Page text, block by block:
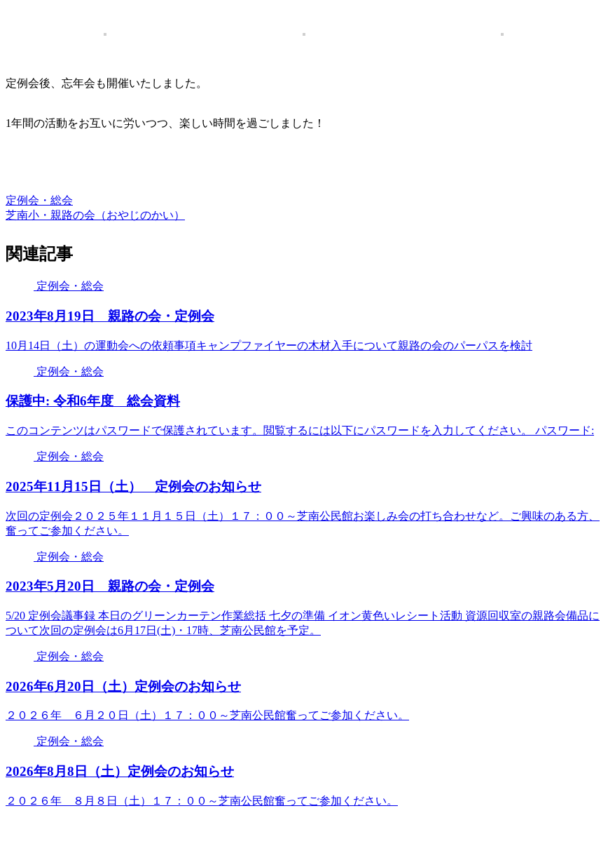
定例会後、忘年会も開催いたしました。
1年間の活動をお互いに労いつつ、楽しい時間を過ごしました！
定例会・総会
芝南小・親路の会（おやじのかい）
関連記事
定例会・総会
2023年8月19日 親路の会・定例会
10月14日（土）の運動会への依頼事項キャンプファイヤーの木材入手について親路の会のパーパスを検討
定例会・総会
保護中: 令和6年度 総会資料
このコンテンツはパスワードで保護されています。閲覧するには以下にパスワードを入力してください。 パスワード:
定例会・総会
2025年11月15日（土） 定例会のお知らせ
次回の定例会２０２５年１１月１５日（土）１７：００～芝南公民館お楽しみ会の打ち合わせなど。ご興味のある方、
奮ってご参加ください。
定例会・総会
2023年5月20日 親路の会・定例会
5/20 定例会議事録 本日のグリーンカーテン作業総括 七夕の準備 イオン黄色いレシート活動 資源回収室の親路会備品に
ついて次回の定例会は6月17日(土)・17時、芝南公民館を予定。
定例会・総会
2026年6月20日（土）定例会のお知らせ
２０２６年 ６月２０日（土）１７：００～芝南公民館奮ってご参加ください。
定例会・総会
2026年8月8日（土）定例会のお知らせ
２０２６年 ８月８日（土）１７：００～芝南公民館奮ってご参加ください。